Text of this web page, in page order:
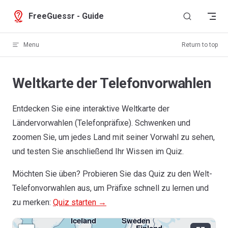
Skip to content
FreeGuessr - Guide
Menu Return to top
Weltkarte der Telefonvorwahlen
Entdecken Sie eine interaktive Weltkarte der
Ländervorwahlen (Telefonpräfixe). Schwenken und
zoomen Sie, um jedes Land mit seiner Vorwahl zu sehen,
und testen Sie anschließend Ihr Wissen im Quiz.
Möchten Sie üben? Probieren Sie das Quiz zu den Welt-
Telefonvorwahlen aus, um Präfixe schnell zu lernen und
zu merken: Quiz starten →
+299
Iceland
Sweden